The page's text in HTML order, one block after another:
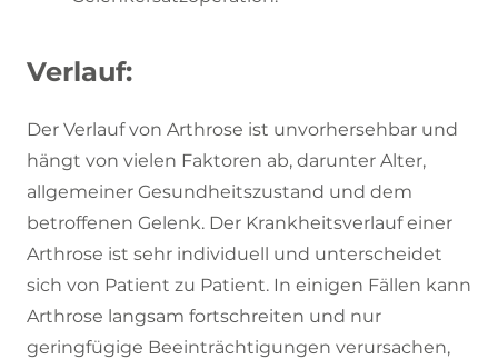
Verlauf:
Der Verlauf von Arthrose ist unvorhersehbar und
hängt von vielen Faktoren ab, darunter Alter,
allgemeiner Gesundheitszustand und dem
betroffenen Gelenk. Der Krankheitsverlauf einer
Arthrose ist sehr individuell und unterscheidet
sich von Patient zu Patient. In einigen Fällen kann
Arthrose langsam fortschreiten und nur
geringfügige Beeinträchtigungen verursachen,